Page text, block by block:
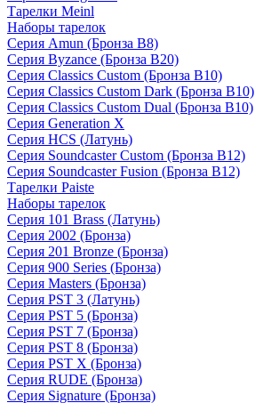
Тарелки Meinl
Наборы тарелок
Серия Amun (Бронза B8)
Серия Byzance (Бронза B20)
Серия Classics Custom (Бронза B10)
Серия Classics Custom Dark (Бронза B10)
Серия Classics Custom Dual (Бронза B10)
Серия Generation X
Серия HCS (Латунь)
Серия Soundcaster Custom (Бронза B12)
Серия Soundcaster Fusion (Бронза B12)
Тарелки Paiste
Наборы тарелок
Серия 101 Brass (Латунь)
Серия 2002 (Бронза)
Серия 201 Bronze (Бронза)
Серия 900 Series (Бронза)
Серия Masters (Бронза)
Серия PST 3 (Латунь)
Серия PST 5 (Бронза)
Серия PST 7 (Бронза)
Серия PST 8 (Бронза)
Серия PST X (Бронза)
Серия RUDE (Бронза)
Серия Signature (Бронза)